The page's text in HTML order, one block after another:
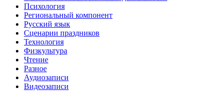
Психология
Региональный компонент
Русский язык
Сценарии праздников
Технология
Физкультура
Чтение
Разное
Аудиозаписи
Видеозаписи